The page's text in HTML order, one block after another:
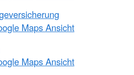
Maps Ansicht
Maps Ansicht